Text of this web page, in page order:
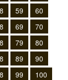
59
60
69
70
79
80
89
90
99
100